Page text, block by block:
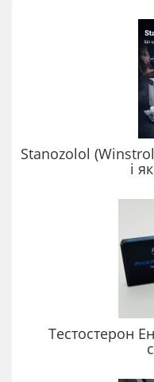
Stanozolol
і
Тестостерон